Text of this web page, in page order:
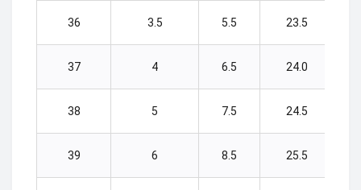
36 3.5 5.5 23.5
37 4 6.5 24.0
38 5 7.5 24.5
39 6 8.5 25.5